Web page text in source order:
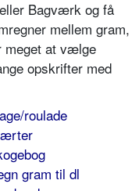
Bagværk og få
mellem gram,
meget at vælge
opskrifter med
roulade
gram til dl